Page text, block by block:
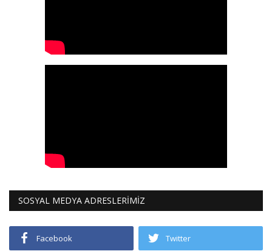
SOSYAL MEDYA ADRESLERİMİZ
Facebook Twitter